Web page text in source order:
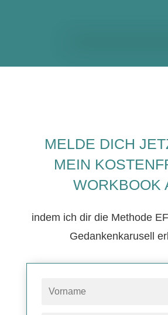
MELDE DICH
MEIN
WORKBOOK
indem ich dir die Methode
Gedankenkarusell